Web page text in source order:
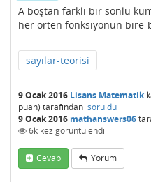
A boştan farklı bir sonlu
her örten fonksiyonun
sayılar-teorisi
9 Ocak 2016 Lisans Matematik
puan) tarafından soruldu
9 Ocak 2016 mathanswers06
6k kez görüntülendi
Cevap Yorum